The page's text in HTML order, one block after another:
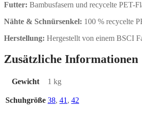
Futter: Bambusfasern und recycelte PET-
Nähte & Schnürsenkel: 100 % recycelte
Herstellung: Hergestellt von einem BSCI
Zusätzliche Informationen
Gewicht 1 kg
Schuhgröße 38, 41 , 42